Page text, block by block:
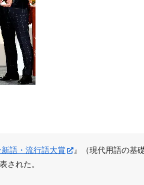
語・流行語大賞
』（現代用語の基
された。